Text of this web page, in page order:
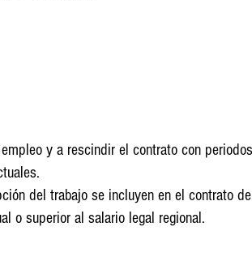
y a rescindir el contrato con
del trabajo se incluyen en el contrato
o superior al salario legal regional.